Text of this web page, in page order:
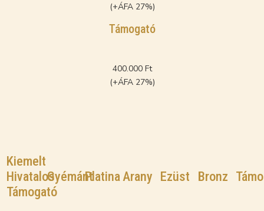
(+ÁFA 27%)
Támogató
400.000 Ft
(+ÁFA 27%)
Kiemelt
Hivatalos
Támogató
GyémántPlatinaArany Ezüst Bronz